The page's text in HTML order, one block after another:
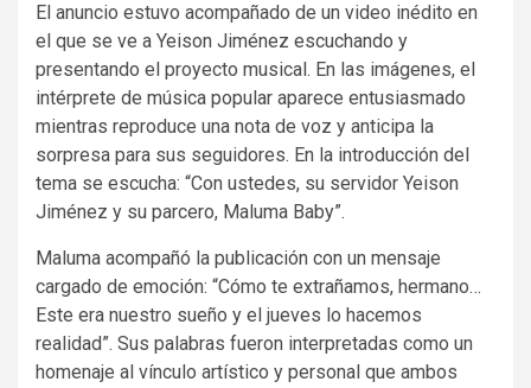
El anuncio estuvo acompañado de un video inédito en
el que se ve a Yeison Jiménez escuchando y
presentando el proyecto musical. En las imágenes, el
intérprete de música popular aparece entusiasmado
mientras reproduce una nota de voz y anticipa la
sorpresa para sus seguidores. En la introducción del
tema se escucha: “Con ustedes, su servidor Yeison
Jiménez y su parcero, Maluma Baby”.
Maluma acompañó la publicación con un mensaje
cargado de emoción: “Cómo te extrañamos, hermano…
Este era nuestro sueño y el jueves lo hacemos
realidad”. Sus palabras fueron interpretadas como un
homenaje al vínculo artístico y personal que ambos